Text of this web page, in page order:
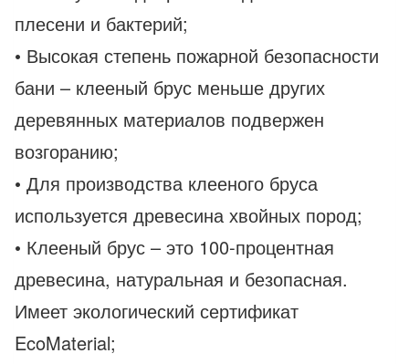
плесени и бактерий;
• Высокая степень пожарной безопасности
бани – клееный брус меньше других
деревянных материалов подвержен
возгоранию;
• Для производства клееного бруса
используется древесина хвойных пород;
• Клееный брус – это 100-процентная
древесина, натуральная и безопасная.
Имеет экологический сертификат
EcoMaterial;